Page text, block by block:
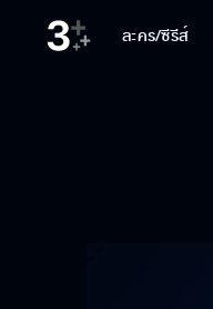
ละคร/ซีรีส์